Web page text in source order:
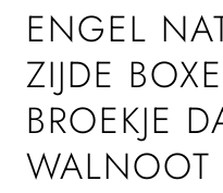
ENGEL
ZIJDE
BROEKJE
WALNOOT